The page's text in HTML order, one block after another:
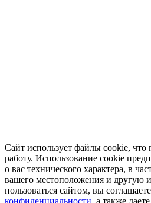
Сайт использует файлы cookie, что
работу. Использование cookie
о вас технического характера, в
вашего местоположения и
пользоваться сайтом, вы
конфиденциальности, а также